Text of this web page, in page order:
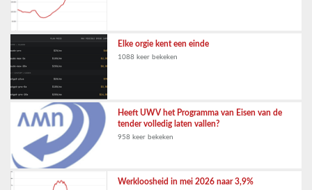
Elke orgie kent een einde
1088 keer bekeken
Heeft UWV het Programma van Eisen van de
tender volledig laten vallen?
958 keer bekeken
Werkloosheid in mei 2026 naar 3,9%